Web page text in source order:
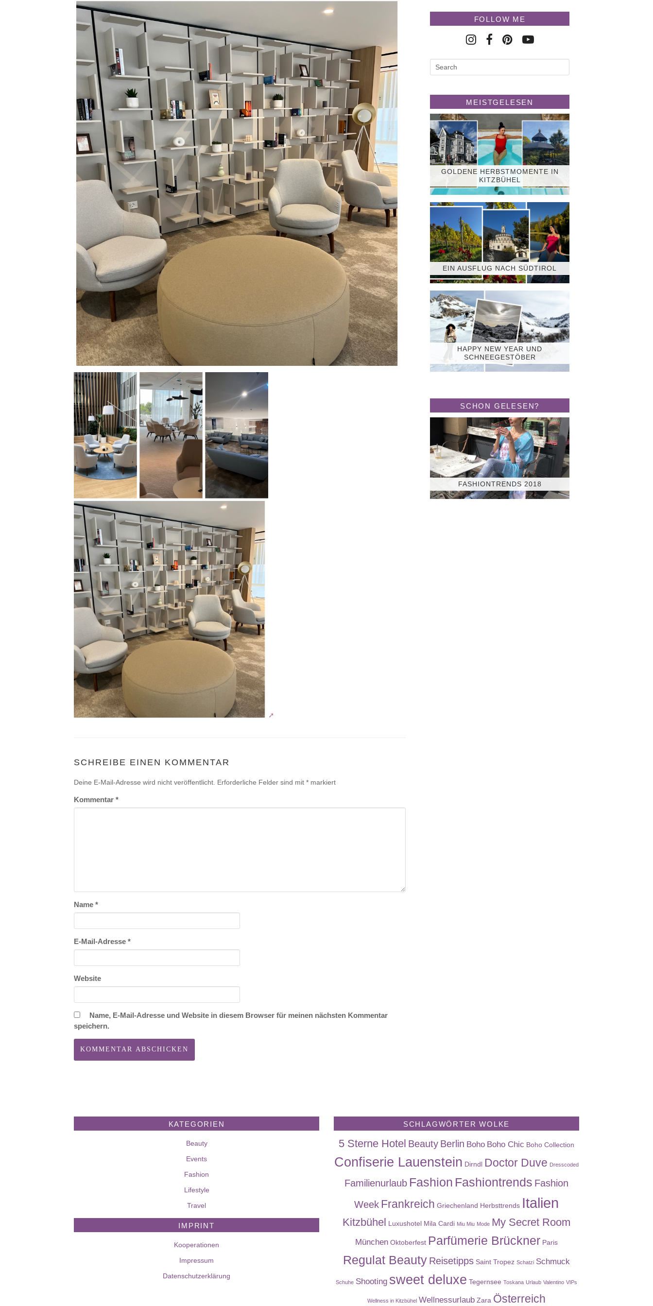
SCHREIBE EINEN KOMMENTAR
Deine E-Mail-Adresse wird nicht veröffentlicht. Erforderliche Felder sind mit * markiert
Kommentar *
Name *
E-Mail-Adresse *
Website
Name, E-Mail-Adresse und Website in diesem Browser für meinen nächsten Kommentar
speichern.
FOLLOW ME
MEISTGELESEN
GOLDENE HERBSTMOMENTE IN
KITZBÜHEL
EIN AUSFLUG NACH SÜDTIROL
HAPPY NEW YEAR UND
SCHNEEGESTÖBER
SCHON GELESEN?
FASHIONTRENDS 2018
KATEGORIEN
Beauty
Events
Fashion
Lifestyle
Travel
IMPRINT
Kooperationen
Impressum
Datenschutzerklärung
SCHLAGWÖRTER WOLKE
5 Sterne Hotel Beauty Berlin Boho Boho Chic Boho Collection
Confiserie Lauenstein Dirndl Doctor Duve Dresscoded
Familienurlaub Fashion Fashiontrends Fashion
Week Frankreich Griechenland Herbsttrends Italien
Kitzbühel Luxushotel Mila Cardi Miu Miu Mode My Secret Room
München Oktoberfest Parfümerie Brückner Paris
Regulat Beauty Reisetipps Saint Tropez Schatzi Schmuck
Schuhe Shooting sweet deluxe Tegernsee Toskana Urlaub Valentino VIPs
Wellness in Kitzbühel Wellnessurlaub Zara Österreich